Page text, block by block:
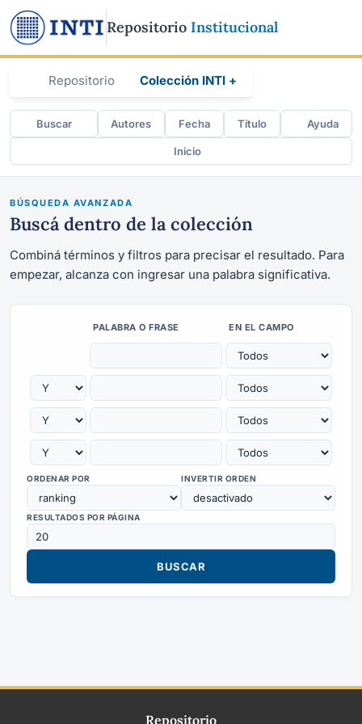
Repositorio Institucional
Repositorio Colección INTI +
Buscar Autores Fecha Título Ayuda
Inicio
BÚSQUEDA AVANZADA
Buscá dentro de la colección
Combiná términos y filtros para precisar el resultado. Para
empezar, alcanza con ingresar una palabra significativa.
ORDENAR POR INVERTIR ORDEN
PALABRA O FRASE EN EL CAMPO
RESULTADOS POR PÁGINA
Repositorio